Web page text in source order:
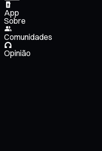
App
Sobre
Comunidades
Opinião